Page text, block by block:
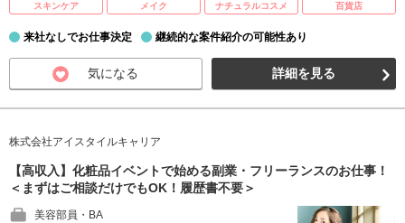
スキンケア
メイク ナチュラルコスメ 百貨店
来社なしでお仕事決定 継続的な案件紹介の可能性あり
気になる 詳細を見る
株式会社アイスタイルキャリア
【高収入】化粧品イベントで始める副業・フリーランスのお仕事！
＜まずはご相談だけでもOK！履歴書不要＞
美容部員・BA